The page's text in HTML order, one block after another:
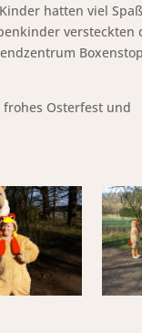
hatten viel
versteckten
Osterfest und